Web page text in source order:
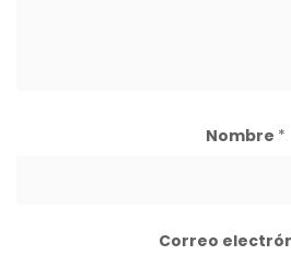
Nombre *
Correo